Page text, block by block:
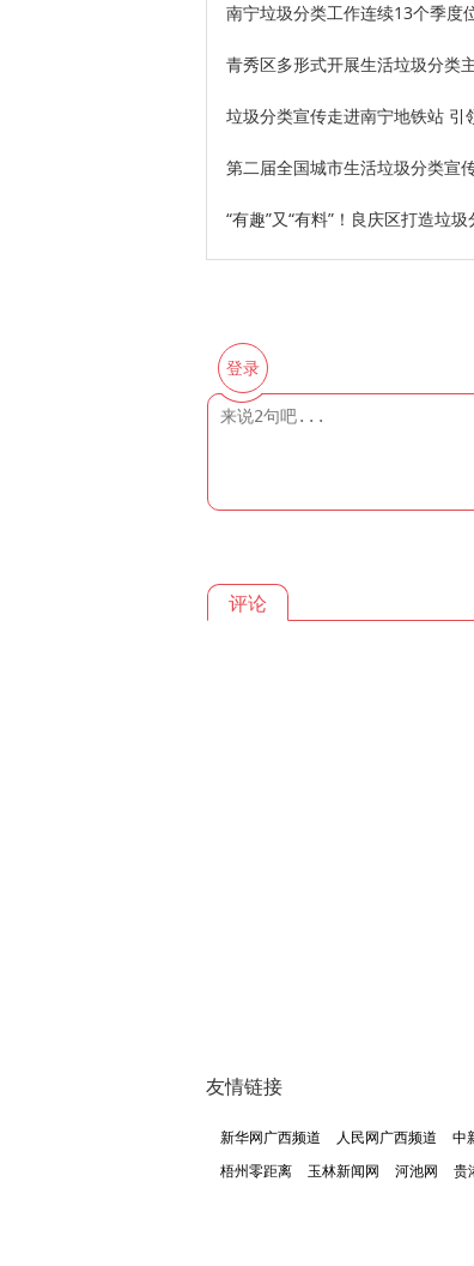
南宁垃圾分类工作连续13个季度
青秀区多形式开展生活垃圾分类
垃圾分类宣传走进南宁地铁站 引
第二届全国城市生活垃圾分类宣
“有趣”又“有料”！良庆区打造垃
登录
评论
友情链接
新华网广西频道 人民网广西频道 中
梧州零距离
玉林新闻网 河池网 贵